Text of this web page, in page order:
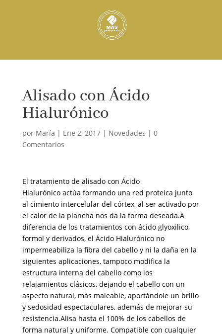
Alisado con Ácido
Hialurónico
por María | Ene 2, 2017| Novedades | 0
Comentarios
El tratamiento de alisado con Ácido
Hialurónico actúa formando una red proteica junto
al cimiento intercelular del córtex, al ser activado por
el calor de la plancha nos da la forma deseada.A
diferencia de los tratamientos con ácido glyoxilico,
formol y derivados, el Ácido Hialurónico no
impermeabiliza la fibra del cabello y ni la daña en la
siguientes aplicaciones, tampoco modifica la
estructura interna del cabello como los
relajamientos clásicos, dejando el cabello con un
aspecto natural, más maleable, aportándole un brillo
y sedosidad espectaculares, además de mejorar su
resistencia.Alisa hasta el 100% de los cabellos de
forma natural y uniforme. Compatible con cualquier